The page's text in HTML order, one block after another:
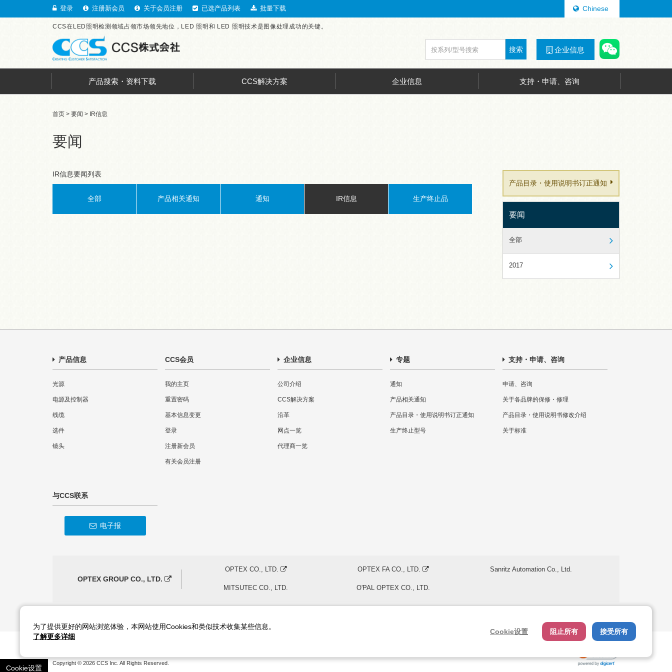
登录 注册新会员 关于会员注册 已选产品列表 批量下载 Chinese
CCS在LED照明检测领域占领市场领先地位，LED 照明和 LED 照明技术是图像处理成功的关键。
企业信息
搜索
产品搜索・资料下载 CCS解决方案 企业信息 支持・申请、咨询
首页 > 要闻 > IR信息
要闻
IR信息要闻列表
全部 产品相关通知 通知 IR信息 生产终止品
产品目录・使用说明书订正通知
要闻
全部
2017
产品信息
光源
电源及控制器
线缆
选件
镜头
CCS会员
我的主页
重置密码
基本信息变更
登录
注册新会员
有关会员注册
企业信息
公司介绍
CCS解决方案
沿革
网点一览
代理商一览
专题
通知
产品相关通知
产品目录・使用说明书订正通知
生产终止型号
支持・申请、咨询
申请、咨询
关于各品牌的保修・修理
产品目录・使用说明书修改介绍
关于标准
与CCS联系
电子报
OPTEX GROUP CO., LTD.
OPTEX CO., LTD. OPTEX FA CO., LTD. Sanritz Automation Co., Ltd.
MITSUTEC CO., LTD. O'PAL OPTEX CO., LTD.
Copyright © 2026 CCS Inc. All Rights Reserved.
Cookie设置
为了提供更好的网站浏览体验，本网站使用Cookies和类似技术收集某些信息。
了解更多详细
Cookie设置 阻止所有 接受所有